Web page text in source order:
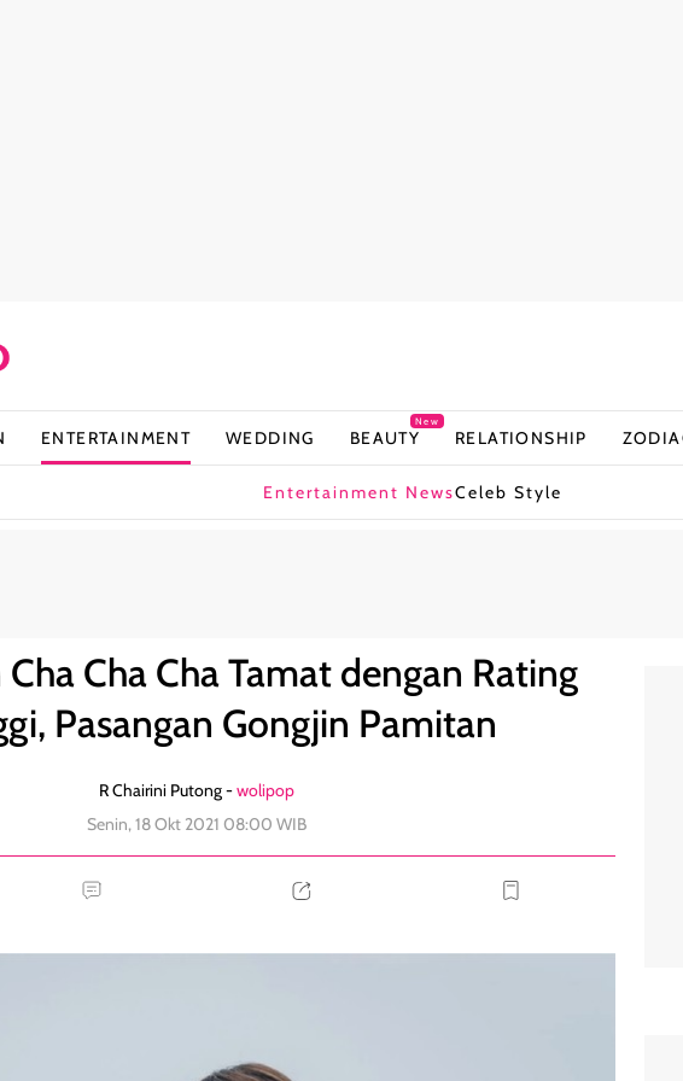
ENTERTAINMENT WEDDING BEAUTY
New
RELATIONSHIP
Entertainment NewsCeleb Style
Cha Cha Tamat dengan Rating
Pasangan Gongjin Pamitan
R Chairini Putong -wolipop
Senin, 18 Okt 2021 08:00 WIB